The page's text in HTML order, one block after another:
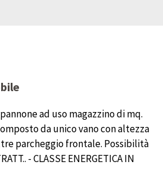
ad uso magazzino di mq.
da unico vano con altezza
parcheggio frontale. Possibilità
- CLASSE ENERGETICA IN